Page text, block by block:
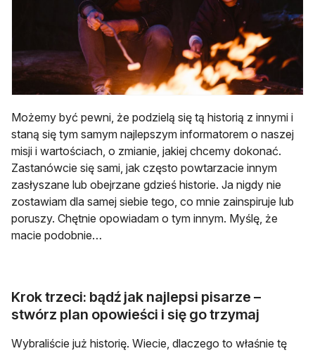
Możemy być pewni, że podzielą się tą historią z innymi i
staną się tym samym najlepszym informatorem o naszej
misji i wartościach, o zmianie, jakiej chcemy dokonać.
Zastanówcie się sami, jak często powtarzacie innym
zasłyszane lub obejrzane gdzieś historie. Ja nigdy nie
zostawiam dla samej siebie tego, co mnie zainspiruje lub
poruszy. Chętnie opowiadam o tym innym. Myślę, że
macie podobnie…
Krok trzeci: bądź jak najlepsi pisarze –
stwórz plan opowieści i się go trzymaj
Wybraliście już historię. Wiecie, dlaczego to właśnie tę